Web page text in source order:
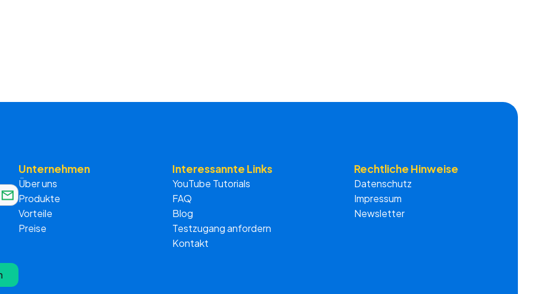
Unternehmen
Über uns
Produkte
Vorteile
Preise
Interessannte Links
YouTube Tutorials
FAQ
Blog
Testzugang anfordern
Kontakt
Rechtliche Hinweise
Datenschutz
Impressum
Newsletter